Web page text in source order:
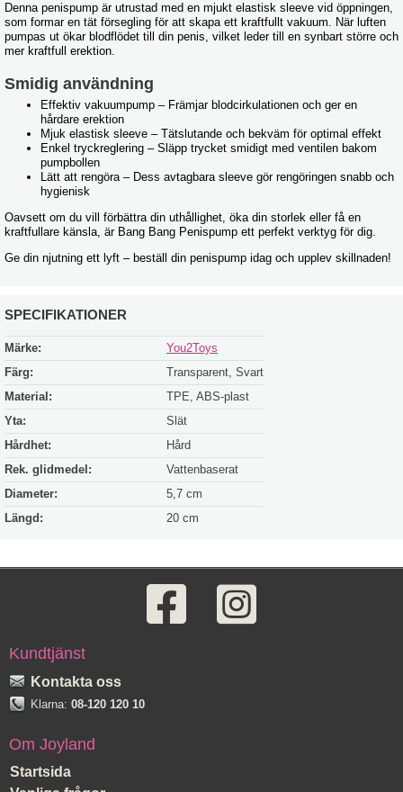
Denna penispump är utrustad med en mjukt elastisk sleeve vid öppningen,
som formar en tät försegling för att skapa ett kraftfullt vakuum. När luften
pumpas ut ökar blodflödet till din penis, vilket leder till en synbart större och
mer kraftfull erektion.
Smidig användning
Effektiv vakuumpump – Främjar blodcirkulationen och ger en
hårdare erektion
Mjuk elastisk sleeve – Tätslutande och bekväm för optimal effekt
Enkel tryckreglering – Släpp trycket smidigt med ventilen bakom
pumpbollen
Lätt att rengöra – Dess avtagbara sleeve gör rengöringen snabb och
hygienisk
Oavsett om du vill förbättra din uthållighet, öka din storlek eller få en
kraftfullare känsla, är Bang Bang Penispump ett perfekt verktyg för dig.
Ge din njutning ett lyft – beställ din penispump idag och upplev skillnaden!
SPECIFIKATIONER
Märke:
You2Toys
Färg:
Transparent, Svart
Material:
TPE, ABS-plast
Yta:
Slät
Hårdhet:
Hård
Rek. glidmedel:
Vattenbaserat
Diameter:
5,7 cm
Längd:
20 cm
Kundtjänst
Kontakta oss
Klarna: 08-120 120 10
Om Joyland
Startsida